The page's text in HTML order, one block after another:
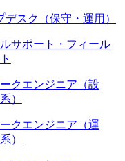
デスク（保守・運用）
サポート・フィール
クエンジニア（設
）
クエンジニア（運
）